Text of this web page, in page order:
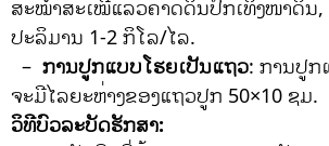
ສະໝໍ່າສະເໝີແລ້ວຄາດດິນປົກເທິງໜ້າດິນ,
ປະລິມານ 1-2 ກິໂລ/ໄລ.
– ການປູກແບບໂຮຍເປັນແຖວ: ການປູກ
ຈະມີໄລຍະຫ່າງຂອງແຖວປູກ 50×10 ຊມ.
ວິທີບົວລະບັດຮັກສາ: